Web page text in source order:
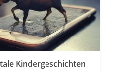
Kindergeschichten